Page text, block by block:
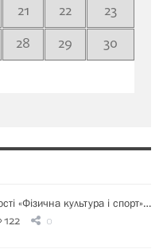
21 22
23
28 29
30
«Фізична культура і спорт»…
122 0